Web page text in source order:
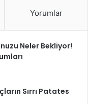
Etmeye
nedeni hakkında
Yorumlar
Neler Bekliyor!
Sırrı Patates